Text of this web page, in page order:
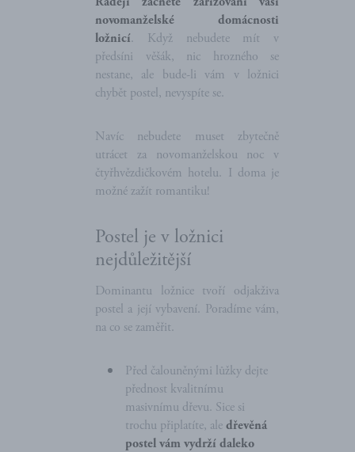
novomanželské domácnosti
ložnicí. Když nebudete mít v
předsíni věšák, nic hrozného se
nestane, ale bude-li vám v ložnici
chybět postel, nevyspíte se.
Navíc nebudete muset zbytečně
utrácet za novomanželskou noc v
čtyřhvězdičkovém hotelu. I doma je
možné zažít romantiku!
Postel je v ložnici
nejdůležitější
Dominantu ložnice tvoří odjakživa
postel a její vybavení. Poradíme vám,
na co se zaměřit.
Před čalouněnými lůžky dejte
přednost kvalitnímu
masivnímu dřevu. Sice si
trochu připlatíte, aledřevěná
postel vám vydrží daleko